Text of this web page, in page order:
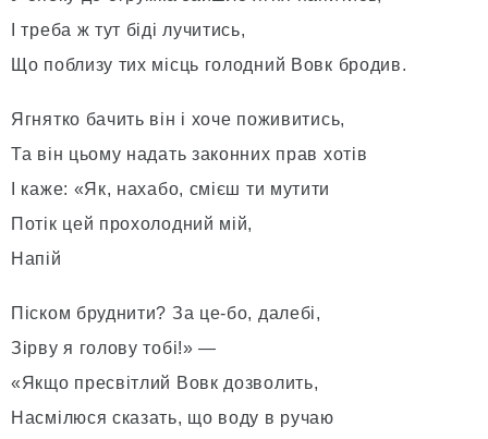
І треба ж тут біді лучитись,
Що поблизу тих місць голодний Вовк бродив.
Ягнятко бачить він і хоче поживитись,
Та він цьому надать законних прав хотів
І каже: «Як, нахабо, смієш ти мутити
Потік цей прохолодний мій,
Напій
Піском бруднити? За це-бо, далебі,
Зірву я голову тобі!» —
«Якщо пресвітлий Вовк дозволить,
Насмілюся сказать, що воду в ручаю